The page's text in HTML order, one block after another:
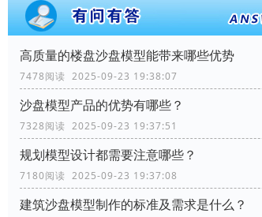
高质量的楼盘沙盘模型能带来哪些优势
7478阅读 2025-09-23 19:38:07
沙盘模型产品的优势有哪些？
7328阅读 2025-09-23 19:37:51
规划模型设计都需要注意哪些？
7180阅读 2025-09-23 19:37:08
建筑沙盘模型制作的标准及需求是什么？